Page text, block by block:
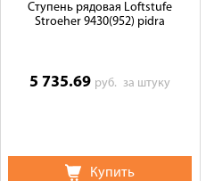
Ступень рядовая Loftstufe
Stroeher 9430(952) pidra
5 735.69 руб.за штуку
Купить